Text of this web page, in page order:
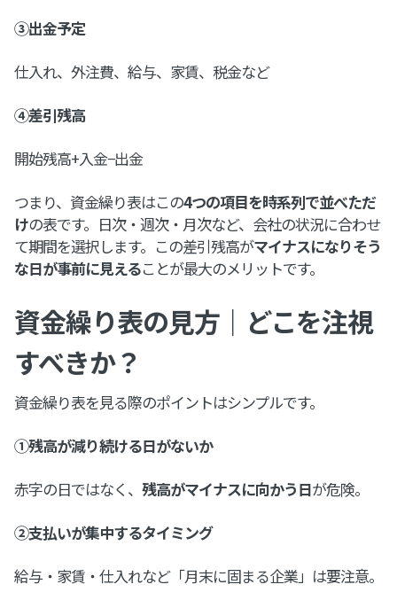
③出金予定
仕入れ、外注費、給与、家賃、税金など
④差引残高
開始残高+入金−出金
つまり、資金繰り表はこの4つの項目を時系列で並べただ
けの表です。日次・週次・月次など、会社の状況に合わせ
て期間を選択します。この差引残高がマイナスになりそう
な日が事前に見えることが最大のメリットです。
資金繰り表の見方｜どこを注視
すべきか？
資金繰り表を見る際のポイントはシンプルです。
①残高が減り続ける日がないか
赤字の日ではなく、 残高がマイナスに向かう日が危険。
②支払いが集中するタイミング
給与・家賃・仕入れなど「月末に固まる企業」は要注意。